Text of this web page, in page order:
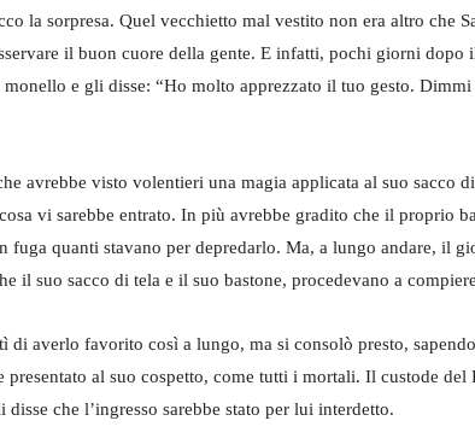
la sorpresa. Quel vecchietto mal vestito non era altro che
il buon cuore della gente. E infatti, pochi giorni dopo
monello e gli disse: “Ho molto apprezzato il tuo gesto.
avrebbe visto volentieri una magia applicata al suo sacco
vi sarebbe entrato. In più avrebbe gradito che il proprio
fuga quanti stavano per depredarlo. Ma, a lungo andare, il
il suo sacco di tela e il suo bastone, procedevano a
di averlo favorito così a lungo, ma si consolò presto,
presentato al suo cospetto, come tutti i mortali. Il custode del
disse che l’ingresso sarebbe stato per lui interdetto.